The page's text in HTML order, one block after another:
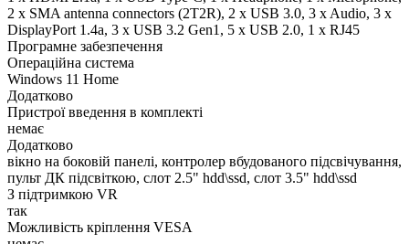
2 x SMA antenna connectors (2T2R), 2 x USB 3.0, 3 x Audio, 3 x
DisplayPort 1.4a, 3 x USB 3.2 Gen1, 5 x USB 2.0, 1 x RJ45
Програмне забезпечення
Операційна система
Windows 11 Home
Додатково
Пристрої введення в комплекті
немає
Додатково
вікно на боковій панелі, контролер вбудованого підсвічування,
пульт ДК підсвіткою, слот 2.5" hdd\ssd, слот 3.5" hdd\ssd
З підтримкою VR
так
Можливість кріплення VESA